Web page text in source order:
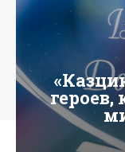
героев,